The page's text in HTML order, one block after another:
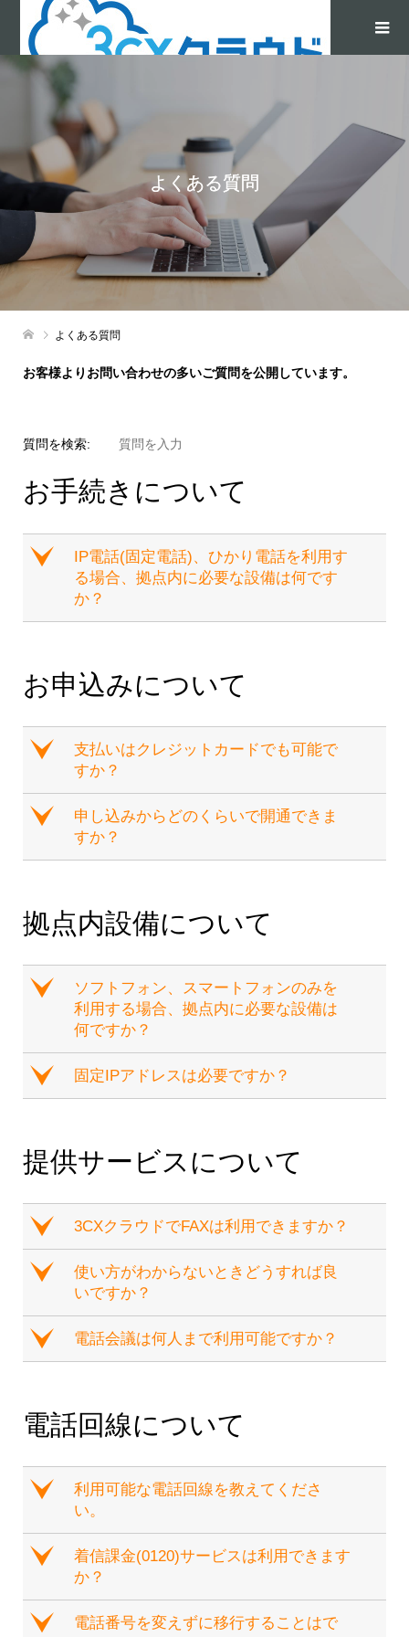
よくある質問
よくある質問
お客様よりお問い合わせの多いご質問を公開しています。
質問を検索:
お手続きについて
e
IP電話(固定電話)、ひかり電話を利用す
る場合、拠点内に必要な設備は何です
か？
お申込みについて
e
支払いはクレジットカードでも可能で
すか？
e
申し込みからどのくらいで開通できま
すか？
拠点内設備について
e
ソフトフォン、スマートフォンのみを
利用する場合、拠点内に必要な設備は
何ですか？
e 固定IPアドレスは必要ですか？
提供サービスについて
e 3CXクラウドでFAXは利用できますか？
e
使い方がわからないときどうすれば良
いですか？
e 電話会議は何人まで利用可能ですか？
電話回線について
e
利用可能な電話回線を教えてくださ
い。
e
着信課金(0120)サービスは利用できます
か？
e
電話番号を変えずに移行することはで